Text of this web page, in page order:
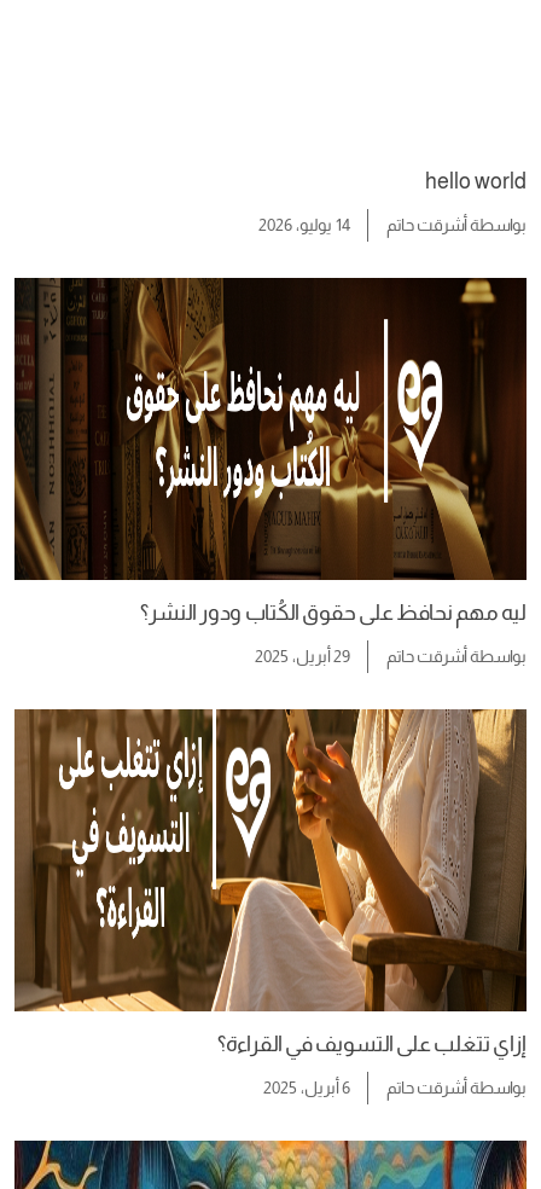
hello world
بواسطةأشرقت حاتم 14 يوليو، 2026
ليه مهم نحافظ على حقوق الكُتاب ودور النشر؟
بواسطةأشرقت حاتم 29 أبريل، 2025
إزاي تتغلب على التسويف في القراءة؟
بواسطةأشرقت حاتم 6 أبريل، 2025